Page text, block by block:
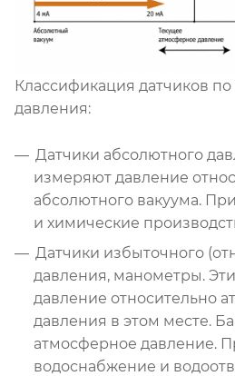
Классификация датчиков
давления:
Датчики абсолютного
измеряют давление
абсолютного вакуума.
и химические
Датчики избыточного
давления, манометры.
давление относительно
давления в этом месте.
атмосферное давление.
водоснабжение и